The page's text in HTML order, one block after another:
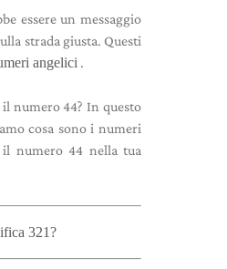
essere un messaggio
strada giusta. Questi
angelici .
il numero 44? In questo
cosa sono i numeri
il numero 44 nella tua
321?